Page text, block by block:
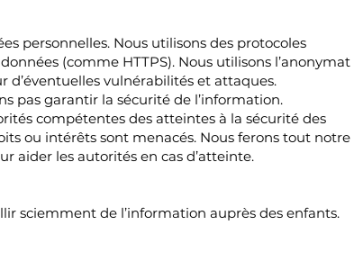
personnelles. Nous utilisons des protocoles
(comme HTTPS). Nous utilisons l’anonymat
d’éventuelles vulnérabilités et attaques.
pas garantir la sécurité de l’information.
compétentes des atteintes à la sécurité des
ou intérêts sont menacés. Nous ferons tout notre
aider les autorités en cas d’atteinte.
sciemment de l’information auprès des enfants.